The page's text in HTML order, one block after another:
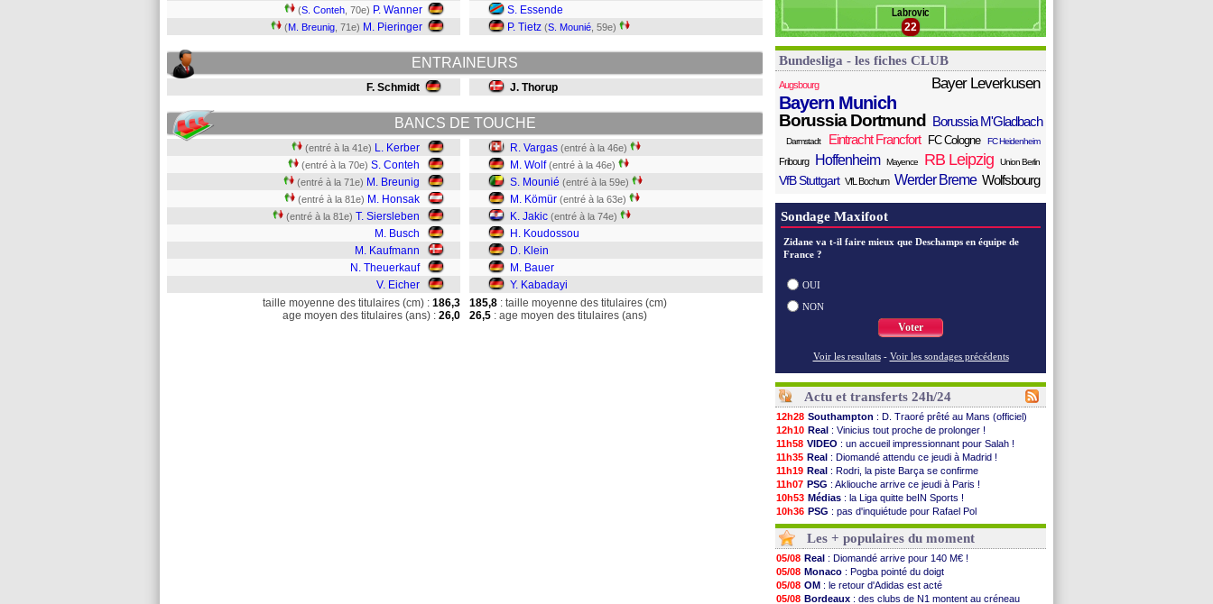
(S. Conteh , 70e) P. Wanner
(M. Breunig , 71e) M. Pieringer
S. Essende
P. Tietz (S. Mounié , 59e)
ENTRAINEURS
F. Schmidt J. Thorup
BANCS DE TOUCHE
(entré à la 41e) L. Kerber
(entré à la 70e) S. Conteh
(entré à la 71e) M. Breunig
(entré à la 81e) M. Honsak
(entré à la 81e) T. Siersleben
M. Busch
M. Kaufmann
N. Theuerkauf
V. Eicher
R. Vargas (entré à la 46e)
M. Wolf (entré à la 46e)
S. Mounié (entré à la 59e)
M. Kömür (entré à la 63e)
K. Jakic (entré à la 74e)
H. Koudossou
D. Klein
M. Bauer
Y. Kabadayi
taille moyenne des titulaires (cm) : 186,3
age moyen des titulaires (ans) : 26,0
185,8 : taille moyenne des titulaires (cm)
26,5 : age moyen des titulaires (ans)
22
Labrovic
Bundesliga - les fiches CLUB
Augsbourg Bayer Leverkusen
Bayern Munich
Borussia Dortmund Borussia M'Gladbach
Darmstadt Eintracht Francfort FC Cologne FC Heidenheim
Fribourg Hoffenheim Mayence RB Leipzig Union Berlin
VfB Stuttgart VfL Bochum Werder Breme Wolfsbourg
Sondage Maxifoot
Zidane va t-il faire mieux que Deschamps en équipe de
France ?
OUI
NON
Voter
Voir les resultats - Voir les sondages précédents
Actu et transferts 24h/24
12h28 Southampton : D. Traoré prêté au Mans (officiel)
12h10 Real : Vinicius tout proche de prolonger !
11h58 VIDEO : un accueil impressionnant pour Salah !
11h35 Real : Diomandé attendu ce jeudi à Madrid !
11h19 Real : Rodri, la piste Barça se confirme
11h07 PSG : Akliouche arrive ce jeudi à Paris !
10h53 Médias : la Liga quitte beIN Sports !
10h36 PSG : pas d'inquiétude pour Rafael Pol
10h13 Real: ça se complique pour Rodri !
09h51
Barça: Ferran Torres donne son feu vert au ...
09h32 FIFA: des excuses après le projet
09h11
Abha: c'est fait pour Fekir (officiel)
08h57
Real: réponse imminente de Vinicius
08h39
Arsenal: Nørgaard transféré à Everton (off.)
Les + populaires du moment
05/08 Real : Diomandé arrive pour 140 M€ !
05/08 Monaco : Pogba pointé du doigt
05/08 OM : le retour d'Adidas est acté
05/08 Bordeaux : des clubs de N1 montent au créneau